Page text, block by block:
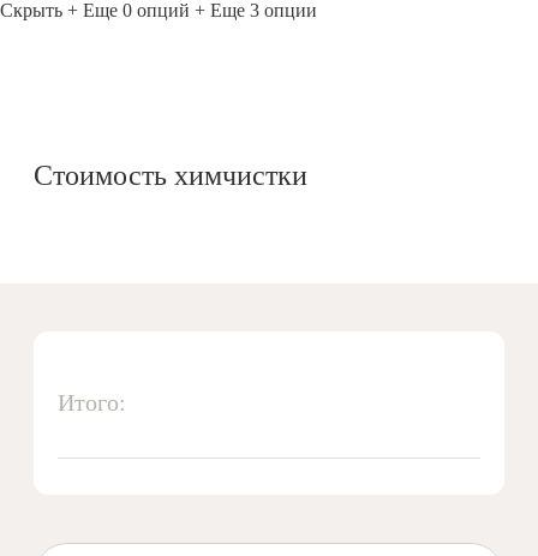
Скрыть + Еще 0 опций + Еще 3 опции
Стоимость химчистки
Итого: